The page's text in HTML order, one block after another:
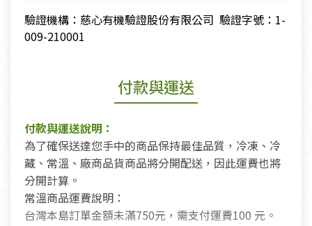
驗證機構：慈心有機驗證股份有限公司 驗證字號：1-
009-210001
付款與運送
付款與運送說明：
為了確保送達您手中的商品保持最佳品質，冷凍、冷
藏、常溫、廠商品貨商品將分開配送，因此運費也將
分開計算。
常溫商品運費說明：
台灣本島訂單金額未滿750元，需支付運費100 元。